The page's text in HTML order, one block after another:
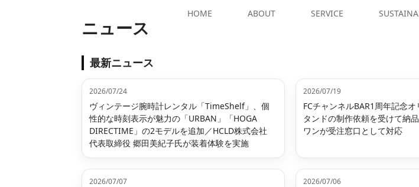
HOME ABOUT SERVICE
ニュース
最新ニュース
2026/07/24
ヴィンテージ腕時計レンタル「TimeShelf」、個
性的な時刻表示が魅力の「URBAN」「HOGA
DIRECTIME」の2モデルを追加／HCLD株式会社
代表取締役 郷田美紀子氏が装着体験を実施
2026/07/19
FCチャンネルBAR1周年記念
タンドの制作依頼を受けて納
ワンが受注窓口として対応
2026/07/07 2026/07/06